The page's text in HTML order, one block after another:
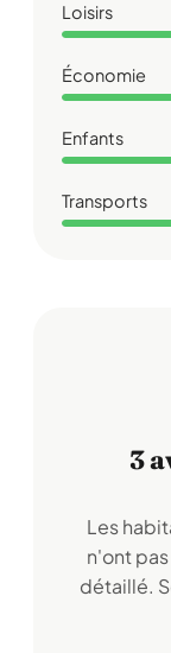
Loisirs
Économie
Enfants
Transports
3
Les
n'ont
détaillé.